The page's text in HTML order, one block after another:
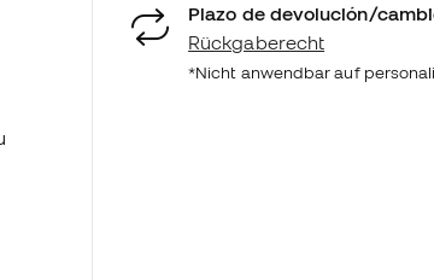
Plazo de devolución/
Rückgaberecht
*Nicht anwendbar auf